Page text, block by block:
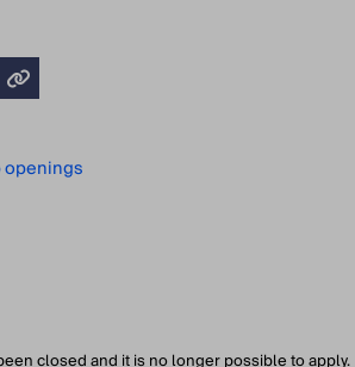
openings
closed and it is no longer possible to apply.